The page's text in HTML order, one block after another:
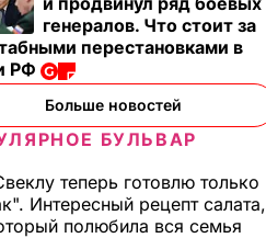
генералов. Что стоит за
перестановками в
РФ
Больше новостей
БУЛЬВАР
теперь готовлю только
Интересный рецепт салата,
полюбила вся семья